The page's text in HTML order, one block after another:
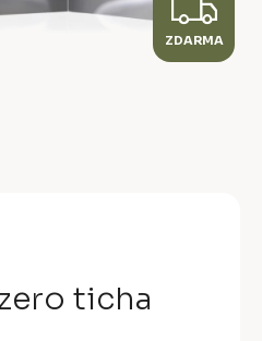
ticha
Z
D
ZDARMA